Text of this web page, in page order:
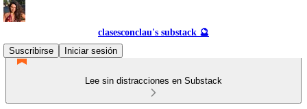
clasesconclau's substack 🔮
Suscribirse
Iniciar sesión
Lee sin distracciones en Substack